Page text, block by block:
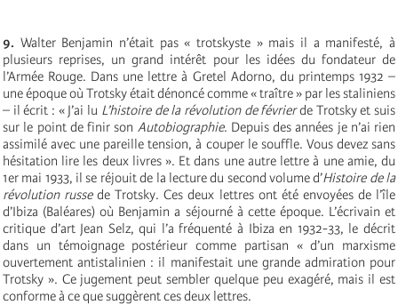
9. Walter Benjamin n’était pas « trotskyste » mais il a manifesté, à
plusieurs reprises, un grand intérêt pour les idées du fondateur de
l’Armée Rouge. Dans une lettre à Gretel Adorno, du printemps 1932 –
une époque où Trotsky était dénoncé comme « traître » par les staliniens
– il écrit : « J’ai lu L’histoire de la révolution de févrierde Trotsky et suis
sur le point de finir son Autobiographie. Depuis des années je n’ai rien
assimilé avec une pareille tension, à couper le souffle. Vous devez sans
hésitation lire les deux livres ». Et dans une autre lettre à une amie, du
1er mai 1933, il se réjouit de la lecture du second volume d’Histoire de la
révolution russede Trotsky. Ces deux lettres ont été envoyées de l’île
d’Ibiza (Baléares) où Benjamin a séjourné à cette époque. L’écrivain et
critique d’art Jean Selz, qui l’a fréquenté à Ibiza en 1932-33, le décrit
dans un témoignage postérieur comme partisan « d’un marxisme
ouvertement antistalinien : il manifestait une grande admiration pour
Trotsky ». Ce jugement peut sembler quelque peu exagéré, mais il est
conforme à ce que suggèrent ces deux lettres.